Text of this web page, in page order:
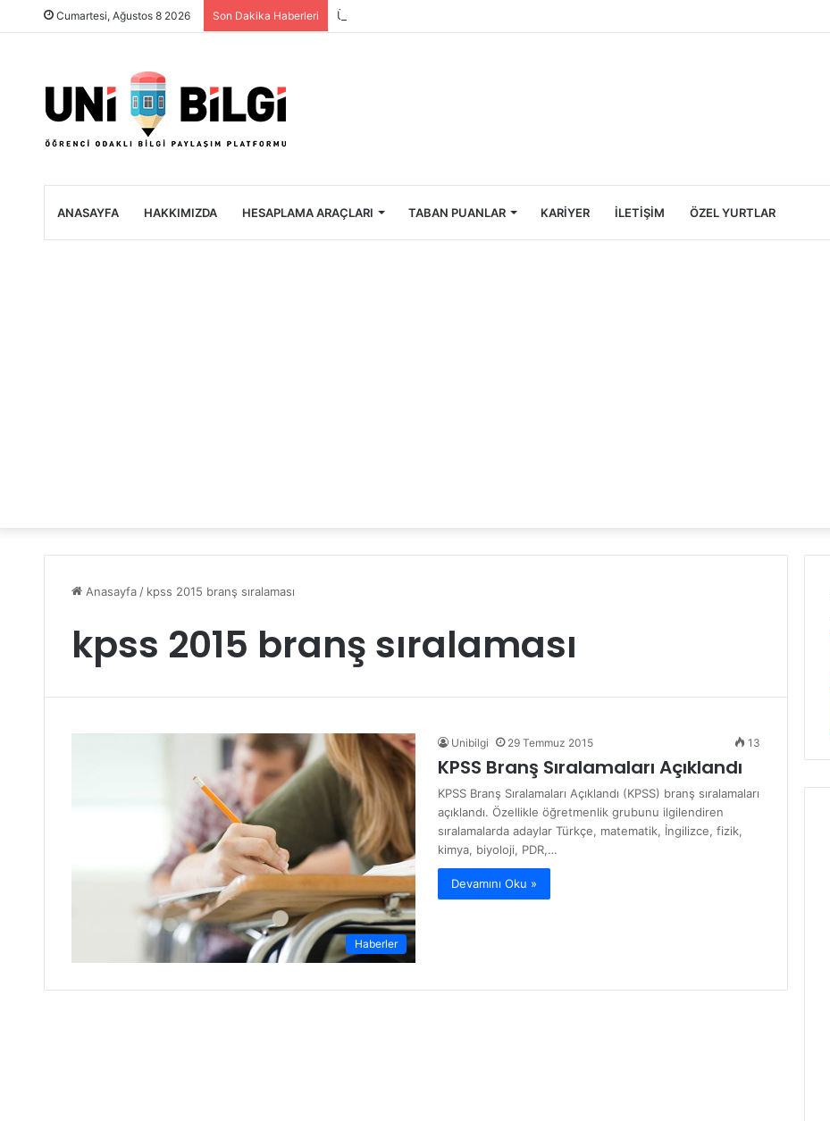
Cumartesi, Ağustos 8 2026 Son Dakika Haberleri Üniversite Öğrencileri İçin Ekonomik Tatil Rehberi
ANASAYFA HAKKIMIZDA HESAPLAMA ARAÇLARI TABAN PUANLAR KARIYER İLETIŞIM ÖZEL YURTLAR
Anasayfa / kpss 2015 branş sıralaması
kpss 2015 branş sıralaması
Haberler
Unibilgi 29 Temmuz 2015 13
KPSS Branş Sıralamaları Açıklandı
KPSS Branş Sıralamaları Açıklandı (KPSS) branş sıralamaları
açıklandı. Özellikle öğretmenlik grubunu ilgilendiren
sıralamalarda adaylar Türkçe, matematik, İngilizce, fizik,
kimya, biyoloji, PDR,…
Devamını Oku »